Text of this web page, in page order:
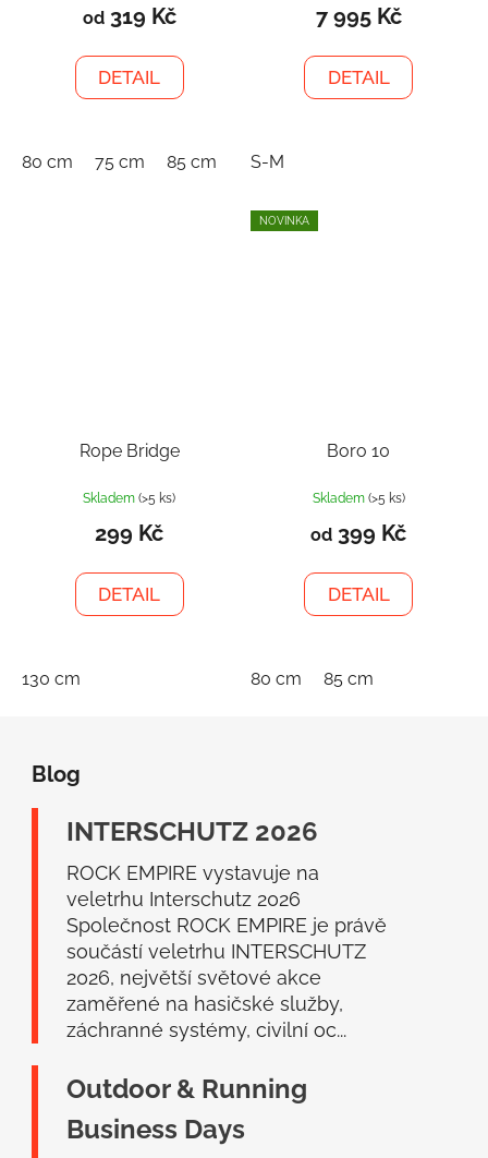
od319 Kč
DETAIL
80 cm 75 cm 85 cm
7 995 Kč
DETAIL
S-M
Rope Bridge
Skladem(>5 ks)
299 Kč
DETAIL
130 cm
NOVINKA
Boro 10
Skladem (>5 ks)
od 399 Kč
DETAIL
80 cm 85 cm
Blog
INTERSCHUTZ 2026
ROCK EMPIRE vystavuje na
veletrhu Interschutz 2026
Společnost ROCK EMPIRE je právě
součástí veletrhu INTERSCHUTZ
2026, největší světové akce
zaměřené na hasičské služby,
záchranné systémy, civilní oc...
Outdoor & Running
Business Days